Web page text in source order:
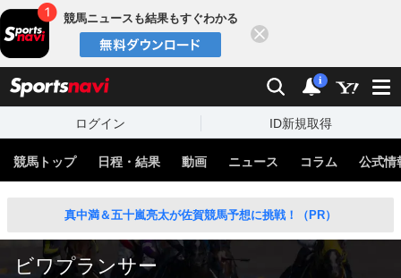
競馬ニュースも結果もすぐわかる
検索 通知
i
ログイン ID新規取得
競馬トップ 日程・結果 動画 ニュース コラム 公式情
真中満＆五十嵐亮太が佐賀競馬予想に挑戦！（PR）
ビワプランサー